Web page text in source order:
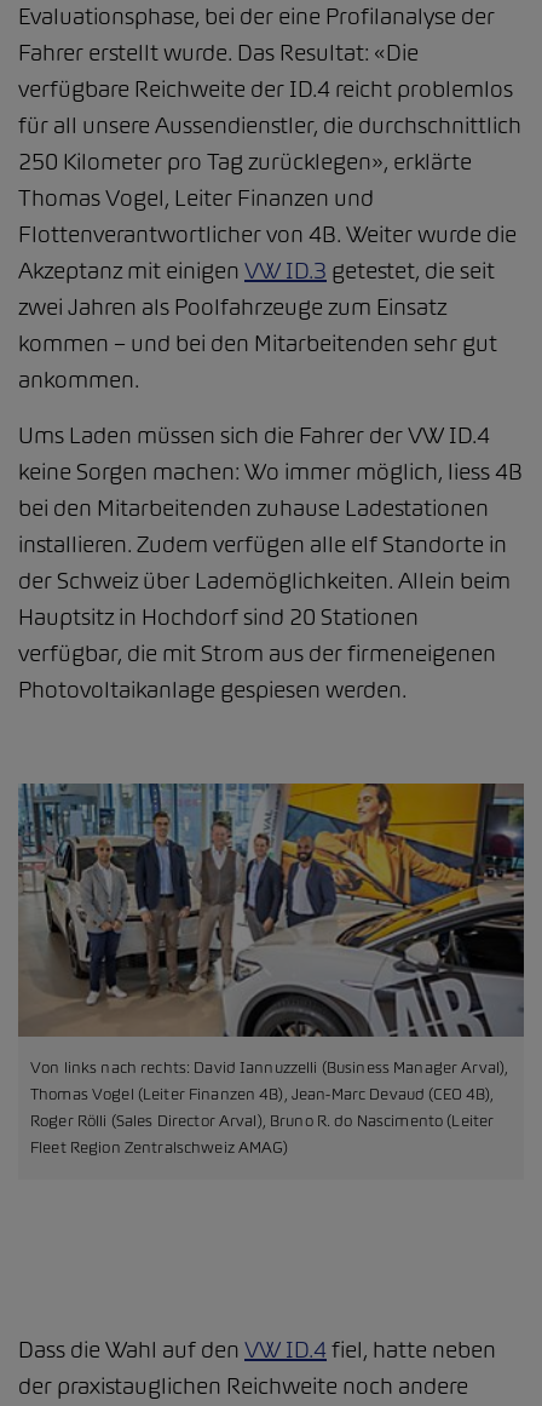
Evaluationsphase, bei der eine Profilanalyse der
Fahrer erstellt wurde. Das Resultat: «Die
verfügbare Reichweite der ID.4 reicht problemlos
für all unsere Aussendienstler, die durchschnittlich
250 Kilometer pro Tag zurücklegen», erklärte
Thomas Vogel, Leiter Finanzen und
Flottenverantwortlicher von 4B. Weiter wurde die
Akzeptanz mit einigen VW ID.3 getestet, die seit
zwei Jahren als Poolfahrzeuge zum Einsatz
kommen – und bei den Mitarbeitenden sehr gut
ankommen.
Ums Laden müssen sich die Fahrer der VW ID.4
keine Sorgen machen: Wo immer möglich, liess 4B
bei den Mitarbeitenden zuhause Ladestationen
installieren. Zudem verfügen alle elf Standorte in
der Schweiz über Lademöglichkeiten. Allein beim
Hauptsitz in Hochdorf sind 20 Stationen
verfügbar, die mit Strom aus der firmeneigenen
Photovoltaikanlage gespiesen werden.
Von links nach rechts: David Iannuzzelli (Business Manager Arval),
Thomas Vogel (Leiter Finanzen 4B), Jean-Marc Devaud (CEO 4B),
Roger Rölli (Sales Director Arval), Bruno R. do Nascimento (Leiter
Fleet Region Zentralschweiz AMAG)
Dass die Wahl auf den VW ID.4 fiel, hatte neben
der praxistauglichen Reichweite noch andere